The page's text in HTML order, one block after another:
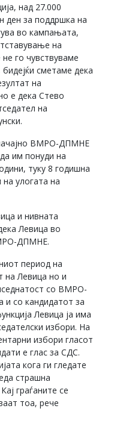
над 27.000
ден за поддршка на
во кампањата,
на
го чувствуваме
сметаме дека
на
е дека Стево
на
ВМРО-ДПМНЕ
им понуди на
туку 8 годишна
на улогата на
и нивната
Левица во
ДПМНЕ.
период на
на Левица но и
со ВМРО-
со кандидатот за
Левица ја има
избори. На
избори гласот
е глас за СДС.
кога ги гледате
страшна
граѓаните се
тоа, рече